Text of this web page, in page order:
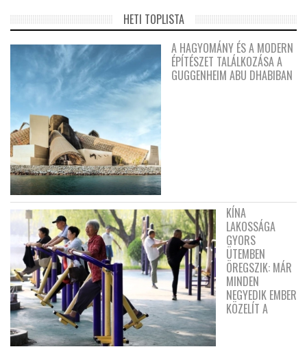
HETI TOPLISTA
A HAGYOMÁNY ÉS A MODERN
ÉPÍTÉSZET TALÁLKOZÁSA A
GUGGENHEIM ABU DHABIBAN
KÍNA
LAKOSSÁGA
GYORS
ÜTEMBEN
ÖREGSZIK: MÁR
MINDEN
NEGYEDIK EMBER
KÖZELÍT A